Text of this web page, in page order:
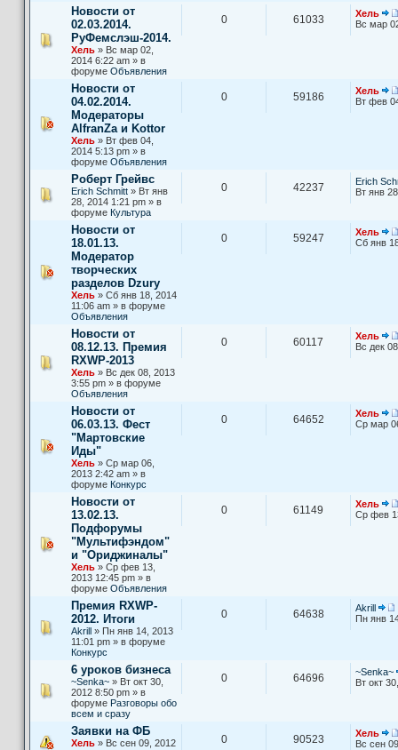
Новости от
02.03.2014.
РуФемслэш-2014.
Хель » Вс мар 02,
2014 6:22 am » в
форуме Объявления
0 61033
Хель
Вс мар
Новости от
04.02.2014.
Модераторы
AlfranZa и Kottor
Хель » Вт фев 04,
2014 5:13 pm » в
форуме Объявления
0 59186
Хель
Вт фев
Роберт Грейвс
Erich Schmitt » Вт янв
28, 2014 1:21 pm » в
форуме Культура
0 42237
Erich
Вт янв
Новости от
18.01.13.
Модератор
творческих
разделов Dzury
Хель » Сб янв 18, 2014
11:06 am » в форуме
Объявления
0 59247
Хель
Сб янв
Новости от
08.12.13. Премия
RXWP-2013
Хель » Вс дек 08, 2013
3:55 pm » в форуме
Объявления
0 60117
Хель
Вс дек
Новости от
06.03.13. Фест
"Мартовские
Иды"
Хель » Ср мар 06,
2013 2:42 am » в
форуме Конкурс
0 64652
Хель
Ср мар
Новости от
13.02.13.
Подфорумы
"Мультифэндом"
и "Ориджиналы"
Хель » Ср фев 13,
2013 12:45 pm » в
форуме Объявления
0 61149
Хель
Ср фев
Премия RXWP-
2012. Итоги
Akrill » Пн янв 14, 2013
11:01 pm » в форуме
Конкурс
0 64638
Akrill
т
к
Пн янв
6 уроков бизнеса
~Senka~ » Вт окт 30,
2012 8:50 pm » в
форуме Разговоры обо
всем и сразу
0 64696
~Senka~
Вт окт
Заявки на ФБ
Хель » Вс сен 09, 2012
0 90523
Хель
Вс сен